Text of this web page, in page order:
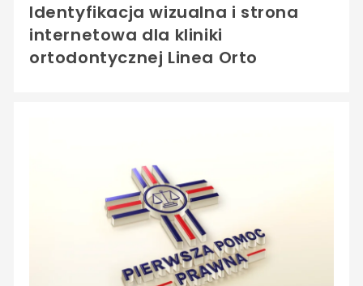
Identyfikacja wizualna i strona
internetowa dla kliniki
ortodontycznej Linea Orto